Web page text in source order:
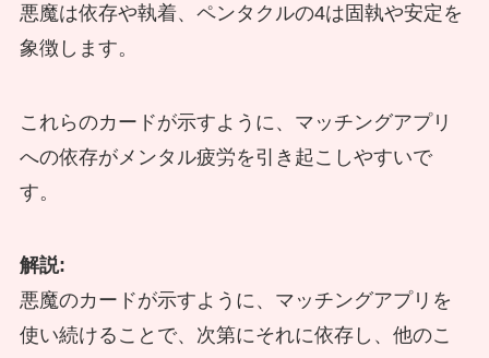
悪魔は依存や執着、ペンタクルの4は固執や安定を
象徴します。
これらのカードが示すように、マッチングアプリ
への依存がメンタル疲労を引き起こしやすいで
す。
解説:
悪魔のカードが示すように、マッチングアプリを
使い続けることで、次第にそれに依存し、他のこ